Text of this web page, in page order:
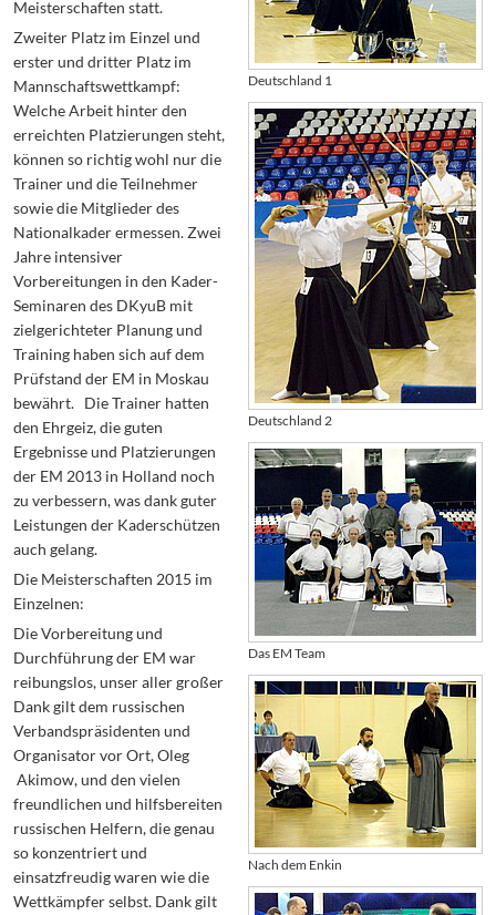
Deutschland 1
Deutschland 2
Das EM Team
Nach dem Enkin
Meisterschaften statt.
Zweiter Platz im Einzel und
erster und dritter Platz im
Mannschaftswettkampf:
Welche Arbeit hinter den
erreichten Platzierungen steht,
können so richtig wohl nur die
Trainer und die Teilnehmer
sowie die Mitglieder des
Nationalkader ermessen. Zwei
Jahre intensiver
Vorbereitungen in den Kader-
Seminaren des DKyuB mit
zielgerichteter Planung und
Training haben sich auf dem
Prüfstand der EM in Moskau
bewährt. Die Trainer hatten
den Ehrgeiz, die guten
Ergebnisse und Platzierungen
der EM 2013 in Holland noch
zu verbessern, was dank guter
Leistungen der Kaderschützen
auch gelang.
Die Meisterschaften 2015 im
Einzelnen:
Die Vorbereitung und
Durchführung der EM war
reibungslos, unser aller großer
Dank gilt dem russischen
Verbandspräsidenten und
Organisator vor Ort, Oleg
Akimow, und den vielen
freundlichen und hilfsbereiten
russischen Helfern, die genau
so konzentriert und
einsatzfreudig waren wie die
Wettkämpfer selbst. Dank gilt